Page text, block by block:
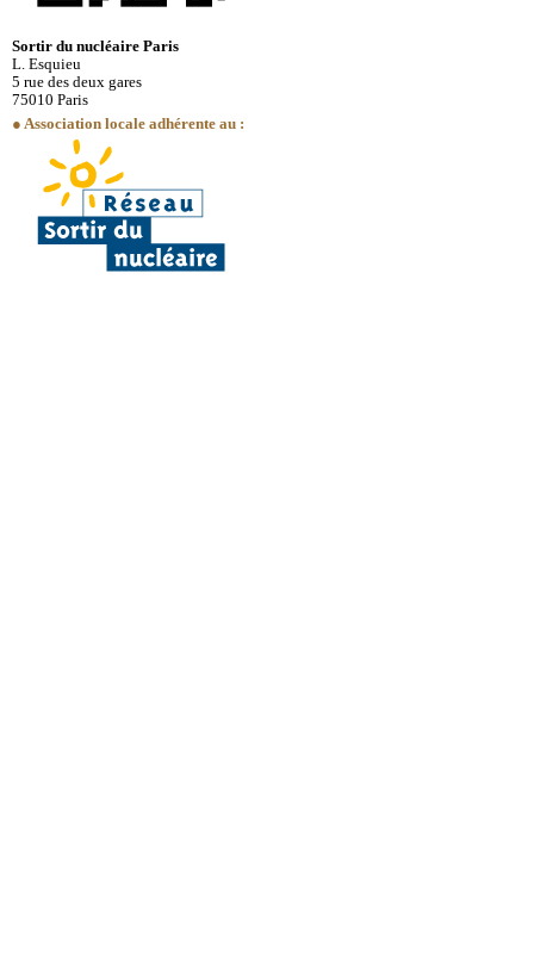
Sortir du nucléaire Paris
L. Esquieu
5 rue des deux gares
75010 Paris
● Association locale adhérente au :